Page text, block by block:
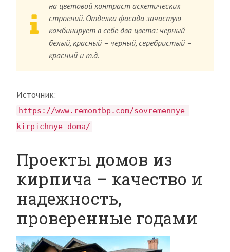
на цветовой контраст аскетических
строений. Отделка фасада зачастую
комбинирует в себе два цвета: черный –
белый, красный – черный, серебристый –
красный и т.д.
Источник:
https://www.remontbp.com/sovremennye-
kirpichnye-doma/
Проекты домов из
кирпича – качество и
надежность,
проверенные годами